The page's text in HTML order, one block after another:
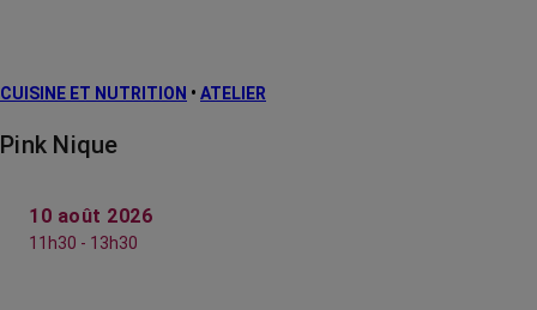
CUISINE ET NUTRITION • ATELIER
Pink Nique
10 août 2026
11h30 - 13h30